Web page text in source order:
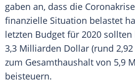
gaben an, dass die
finanzielle Situation belastet
letzten Budget für 2020
3,3 Milliarden Dollar (rund
zum Gesamthaushalt von 5,9
beisteuern.